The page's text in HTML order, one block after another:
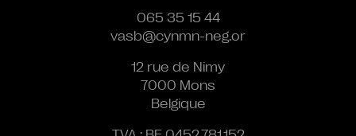
065 35 15 44
vasb@cynmn-neg.or
12 rue de Nimy
7000 Mons
Belgique